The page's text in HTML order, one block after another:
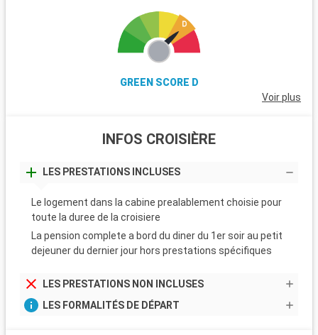
GREEN SCORE D
Voir plus
INFOS CROISIÈRE
LES PRESTATIONS INCLUSES
Le logement dans la cabine prealablement choisie pour
toute la duree de la croisiere
La pension complete a bord du diner du 1er soir au petit
dejeuner du dernier jour hors prestations spécifiques
LES PRESTATIONS NON INCLUSES
LES FORMALITÉS DE DÉPART